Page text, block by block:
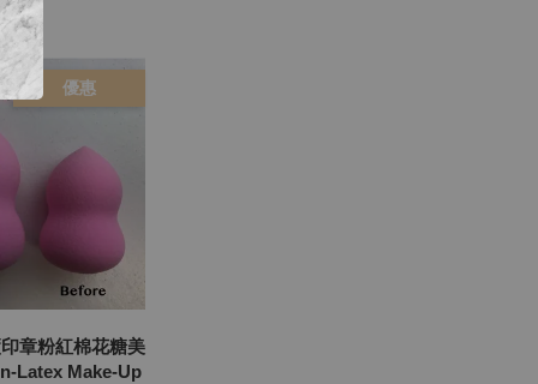
優惠
章粉紅棉花糖美
Latex Make-Up